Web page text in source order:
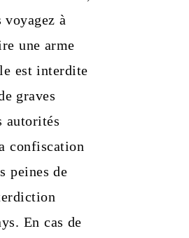
à
une arme
est interdite
graves
autorités
confiscation
peines de
En cas de